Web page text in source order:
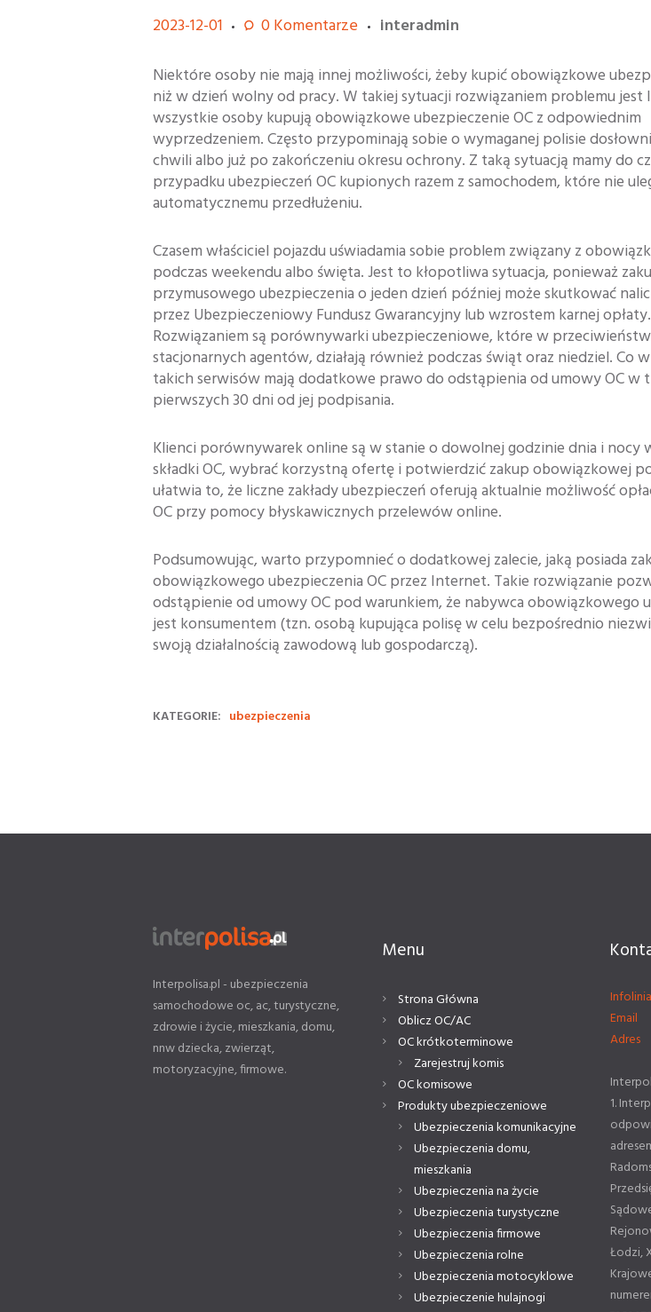
2023-12-01 0Komentarze
interadmin
Niektóre osoby nie mają innej możliwości, żeby kupić obowiązkowe
niż w dzień wolny od pracy. W takiej sytuacji rozwiązaniem problemu jest
wszystkie osoby kupują obowiązkowe ubezpieczenie OC z odpowiednim
wyprzedzeniem. Często przypominają sobie o wymaganej polisie
chwili albo już po zakończeniu okresu ochrony. Z taką sytuacją mamy do
przypadku ubezpieczeń OC kupionych razem z samochodem, które nie
automatycznemu przedłużeniu.
Czasem właściciel pojazdu uświadamia sobie problem związany z
podczas weekendu albo święta. Jest to kłopotliwa sytuacja, ponieważ
przymusowego ubezpieczenia o jeden dzień później może skutkować
przez Ubezpieczeniowy Fundusz Gwarancyjny lub wzrostem karnej opłaty.
Rozwiązaniem są porównywarki ubezpieczeniowe, które w
stacjonarnych agentów, działają również podczas świąt oraz niedziel. Co
takich serwisów mają dodatkowe prawo do odstąpienia od umowy OC w
pierwszych 30 dni od jej podpisania.
Klienci porównywarek online są w stanie o dowolnej godzinie dnia i nocy
składki OC, wybrać korzystną ofertę i potwierdzić zakup obowiązkowej
ułatwia to, że liczne zakłady ubezpieczeń oferują aktualnie możliwość
OC przy pomocy błyskawicznych przelewów online.
Podsumowując, warto przypomnieć o dodatkowej zalecie, jaką posiada
obowiązkowego ubezpieczenia OC przez Internet. Takie rozwiązanie
odstąpienie od umowy OC pod warunkiem, że nabywca obowiązkowego
jest konsumentem (tzn. osobą kupująca polisę w celu bezpośrednio
swoją działalnością zawodową lub gospodarczą).
KATEGORIE: ubezpieczenia
Interpolisa.pl - ubezpieczenia
samochodowe oc, ac, turystyczne,
zdrowie i życie, mieszkania, domu,
nnw dziecka, zwierząt,
motoryzacyjne, firmowe.
Menu
Strona Główna
Oblicz OC/AC
OC krótkoterminowe
Zarejestruj komis
OC komisowe
Produkty ubezpieczeniowe
Ubezpieczenia komunikacyjne
Ubezpieczenia domu,
mieszkania
Ubezpieczenia na życie
Ubezpieczenia turystyczne
Ubezpieczenia firmowe
Ubezpieczenia rolne
Ubezpieczenia motocyklowe
Ubezpieczenie hulajnogi
Infolinia
Email
Adres
1.
Łodzi,